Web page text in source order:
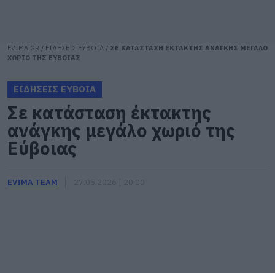
EVIMA.GR / ΕΙΔΗΣΕΙΣ ΕΥΒΟΙΑ / ΣΕ ΚΑΤΑΣΤΑΣΗ ΕΚΤΑΚΤΗΣ ΑΝΑΓΚΗΣ ΜΕΓΑΛΟ
ΧΩΡΙΟ ΤΗΣ ΕΥΒΟΙΑΣ
ΕΙΔΗΣΕΙΣ ΕΥΒΟΙΑ
Σε κατάσταση έκτακτης
ανάγκης μεγάλο χωριό της
Εύβοιας
EVIMA TEAM